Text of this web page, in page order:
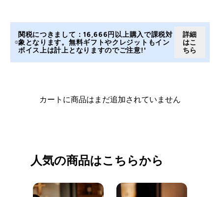
関税につきまして：16,666円以上購入で課税対
象となります。無料ギフトやクレジットもイン
ボイス上は計上となりますのでご注意!'
詳細
はこ
ちら
カートに商品はまだ追加されていません
人気の商品はこちらから